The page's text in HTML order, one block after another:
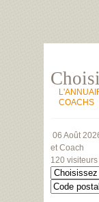
COACHS
06 Août
et Coach
120 visiteurs